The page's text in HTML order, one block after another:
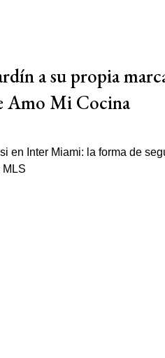
a su propia
Amo Mi Cocina